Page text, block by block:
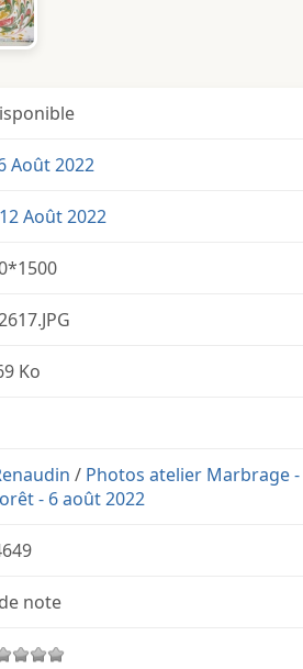
Août 2022
Août 2022
Ko
/ Photos atelier Marbrage -
- 6 août 2022
note